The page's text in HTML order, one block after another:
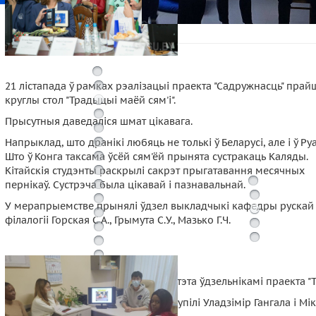
21 лістапада ў рамках рэалізацыі праекта "Садружнасць"
круглы стол "Традыцыі маёй сям'і".
Прысутныя даведаліся шмат цікавага.
Напрыклад, што дранікі любяць не толькі ў Беларусі, але і ў
Што ў Конга таксама ўсёй сям'ёй прынята сустракаць Каляды.
Кітайскія студэнты раскрылі сакрэт прыгатавання месячных
пернікаў. Сустрэча была цікавай і пазнавальнай.
У мерапрыемстве прынялі ўдзел выкладчыкі кафедры рускай
філалогіі Горская С А., Грымута С.У., Мазько Г.Ч.
Для студэнтаў і работнікаў універсітэта ўдзельнікамі
Гасцямі і галоўнымі спікерамі выступілі Уладзімір Гангала і